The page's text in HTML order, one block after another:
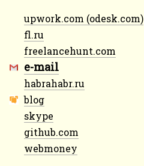
upwork.com (odesk.com)
fl.ru
freelancehunt.com
e-mail
habrahabr.ru
blog
skype
github.com
webmoney